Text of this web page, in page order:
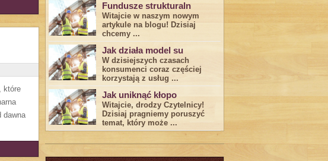
które
dawna
Fundusze strukturaln
Witajcie w naszym nowym
artykule na blogu! Dzisiaj
chcemy ...
Jak działa model su
W dzisiejszych czasach
konsumenci ‌coraz częściej
korzystają z usług⁤ ...
Jak uniknąć kłopo
Witajcie, drodzy Czytelnicy!
Dzisiaj pragniemy poruszyć
temat, który może ...